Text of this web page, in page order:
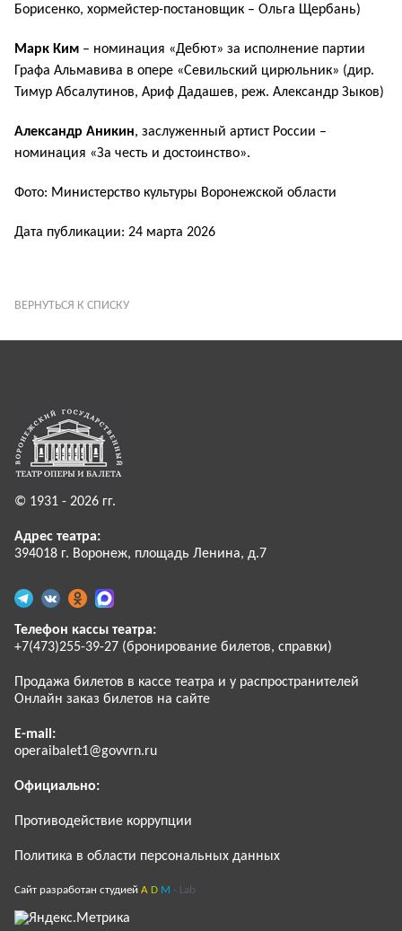
Борисенко, хормейстер-постановщик – Ольга Щербань)
Марк Ким – номинация «Дебют» за исполнение партии
Графа Альмавива в опере «Севильский цирюльник» (дир.
Тимур Абсалутинов, Ариф Дадашев, реж. Александр Зыков)
Александр Аникин, заслуженный артист России –
номинация «За честь и достоинство».
Фото: Министерство культуры Воронежской области
Дата публикации: 24 марта 2026
ВЕРНУТЬСЯ К СПИСКУ
© 1931 - 2026 гг.
Адрес театра:
394018 г. Воронеж, площадь Ленина, д.7
Телефон кассы театра:
+7(473)255-39-27 (бронирование билетов, справки)
Продажа билетов в кассе театра и у распространителей
Онлайн заказ билетов на сайте
E-mail:
operaibalet1@govvrn.ru
Официально:
Противодействие коррупции
Политика в области персональных данных
Сайт разработан студией A D M - Lab